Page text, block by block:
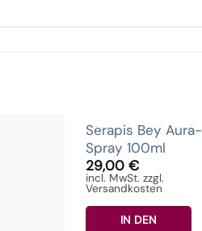
Serapis Bey Aura-
Spray 100ml
29,00 €
incl. MwSt. zzgl.
Versandkosten
IN DEN